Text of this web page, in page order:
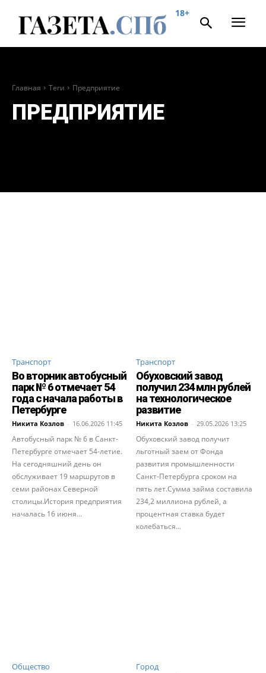
18+
Главная Теги Предприятие
ПРЕДПРИЯТИЕ
Транспорт
Во вторник автобусный
парк № 6 отмечает 54
года с начала работы в
Петербурге
Никита Козлов - 16.06.2026 11:45
Автобусный парк № 6 в Санкт-
Петербурге отмечает 54-летие.
На сегодняшний день он
обслуживает 19 маршрутов в
семи районах Северной
столицы.История предприятия
началась 16 июня...
Транспорт
Обуховский завод
получил 234 млн рублей
на технологическое
развитие
Никита Козлов - 29.05.2026 13:25
Обуховский завод получит
льготный заем от Фонда
развития промышленности
Санкт-Петербурга сроком на
пять лет.Сумма займа составила
234,2 миллиона рублей, а
процентная ставка будет
колебаться...
Общество Город